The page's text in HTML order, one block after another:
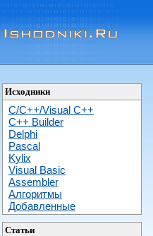
Исходники
C/C++/Visual C++
С++ Builder
Delphi
Pascal
Kylix
Visual Basic
Assembler
Алгоритмы
Добавленные
Статьи